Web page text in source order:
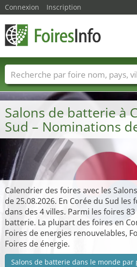
Salons de batterie à
Sud – Nominations
Calendrier des foires avec les
de 25.08.2026. En Corée du Sud les
dans des 4 villes. Parmi les foires
batterie. La plupart des foires en
Foires de energies renouvelables,
Foires de énergie.
Salons de batterie dans le monde par
Connexion Inscription
Foire noms Pays Villes
Secteurs du fournisseur de services